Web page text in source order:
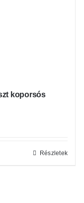
koporsós
Részletek